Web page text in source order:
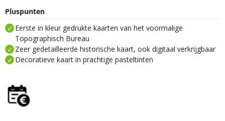
Pluspunten
Eerste in kleur gedrukte kaarten van het voormalige
Topographisch Bureau
Zeer gedetailleerde historische kaart, ook digitaal verkrijgbaar
Decoratieve kaart in prachtige pasteltinten